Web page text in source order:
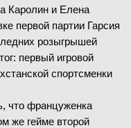
Каролин и Елена
первой партии Гарсия
розыгрышей
первый игровой
спортсменки
что француженка
же гейме второй